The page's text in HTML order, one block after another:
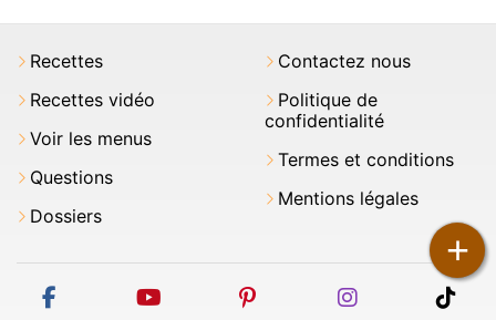
+
Recettes
Recettes vidéo
Voir les menus
Questions
Dossiers
Contactez nous
Politique de
confidentialité
Termes et conditions
Mentions légales
facebook youtube pinterest instagram